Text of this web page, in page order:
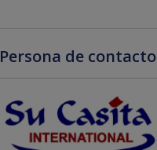
Persona de contacto